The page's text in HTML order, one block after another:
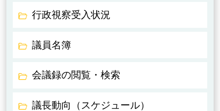
行政視察受入状況
議員名簿
会議録の閲覧・検索
議長動向（スケジュール）